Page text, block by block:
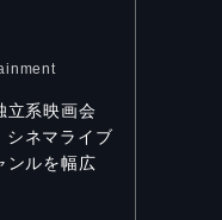
立系映画会
ネマライブ
ンルを幅広